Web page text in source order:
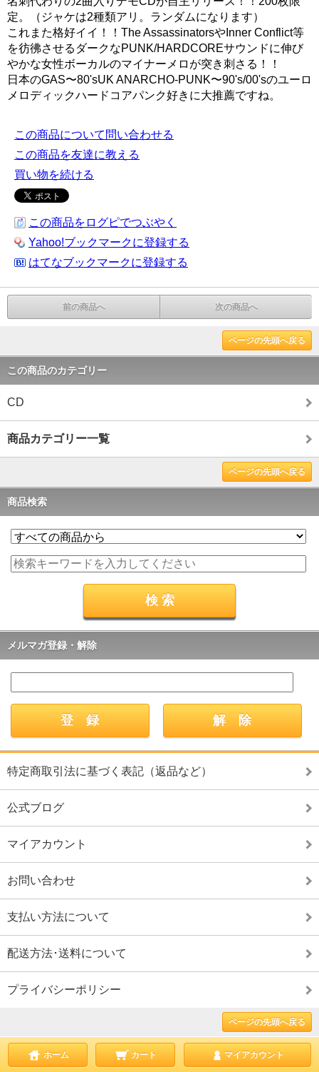
定。（ジャケは2種類アリ。ランダムになります）
これまた格好イイ！！The AssassinatorsやInner Conflict等
を彷彿させるダークなPUNK/HARDCOREサウンドに伸び
やかな女性ボーカルのマイナーメロが突き刺さる！！
日本のGAS〜80'sUK ANARCHO-PUNK〜90's/00'sのユーロ
メロディックハードコアパンク好きに大推薦ですね。
この商品について問い合わせる
この商品を友達に教える
買い物を続ける
この商品をログピでつぶやく
Yahoo!ブックマークに登録する
はてなブックマークに登録する
前の商品へ 次の商品へ
ページの先頭へ戻る
この商品のカテゴリー
CD
商品カテゴリー一覧
ページの先頭へ戻る
商品検索
メルマガ登録・解除
特定商取引法に基づく表記（返品など）
公式ブログ
マイアカウント
お問い合わせ
支払い方法について
配送方法･送料について
プライバシーポリシー
ページの先頭へ戻る
ホーム カート マイアカウント